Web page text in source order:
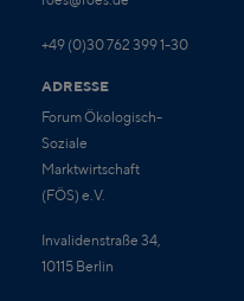
+49 (0)30 762 399 1-30
ADRESSE
Forum Ökologisch-
Soziale
Marktwirtschaft
(FÖS) e.V.
Invalidenstraße 34,
10115 Berlin